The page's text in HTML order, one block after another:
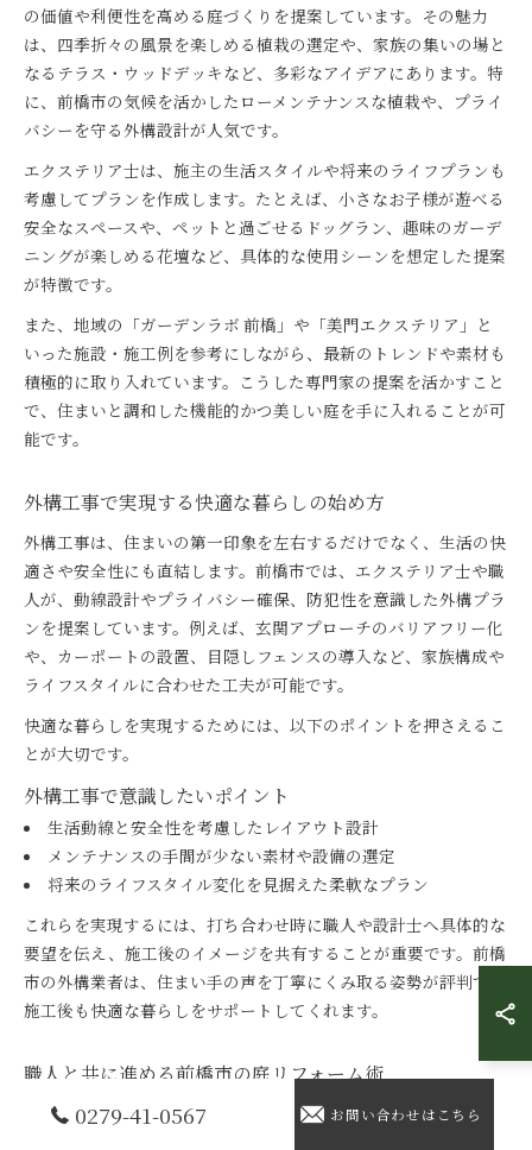
の価値や利便性を高める庭づくりを提案しています。その魅力
は、四季折々の風景を楽しめる植栽の選定や、家族の集いの場と
なるテラス・ウッドデッキなど、多彩なアイデアにあります。特
に、前橋市の気候を活かしたローメンテナンスな植栽や、プライ
バシーを守る外構設計が人気です。
エクステリア士は、施主の生活スタイルや将来のライフプランも
考慮してプランを作成します。たとえば、小さなお子様が遊べる
安全なスペースや、ペットと過ごせるドッグラン、趣味のガーデ
ニングが楽しめる花壇など、具体的な使用シーンを想定した提案
が特徴です。
また、地域の「ガーデンラボ 前橋」や「美門エクステリア」と
いった施設・施工例を参考にしながら、最新のトレンドや素材も
積極的に取り入れています。こうした専門家の提案を活かすこと
で、住まいと調和した機能的かつ美しい庭を手に入れることが可
能です。
外構工事で実現する快適な暮らしの始め方
外構工事は、住まいの第一印象を左右するだけでなく、生活の快
適さや安全性にも直結します。前橋市では、エクステリア士や職
人が、動線設計やプライバシー確保、防犯性を意識した外構プラ
ンを提案しています。例えば、玄関アプローチのバリアフリー化
や、カーポートの設置、目隠しフェンスの導入など、家族構成や
ライフスタイルに合わせた工夫が可能です。
快適な暮らしを実現するためには、以下のポイントを押さえるこ
とが大切です。
外構工事で意識したいポイント
生活動線と安全性を考慮したレイアウト設計
メンテナンスの手間が少ない素材や設備の選定
将来のライフスタイル変化を見据えた柔軟なプラン
これらを実現するには、打ち合わせ時に職人や設計士へ具体的な
要望を伝え、施工後のイメージを共有することが重要です。前橋
市の外構業者は、住まい手の声を丁寧にくみ取る姿勢が評判で、
施工後も快適な暮らしをサポートしてくれます。
職人と共に進める前橋市の庭リフォーム術
既存の庭や外構のリフォームを検討する際も、前橋市の職人との
0279-41-0567 お問い合わせはこちら